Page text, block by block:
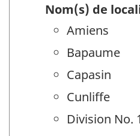
Nom(s) de
Amiens
Bapaume
Capasin
Cunliffe
Division No.